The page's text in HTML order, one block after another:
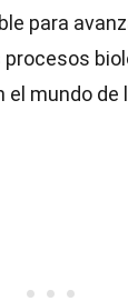
para
el mundo de